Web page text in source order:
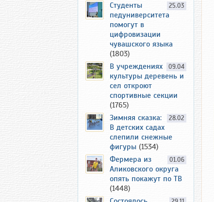
25.03
Студенты
педуниверситета
помогут в
цифровизации
чувашского языка
(1803)
09.04
В учреждениях
культуры деревень и
сел откроют
спортивные секции
(1765)
28.02
Зимняя сказка:
В детских садах
слепили снежные
фигуры (1534)
01.06
Фермера из
Аликовского округа
опять покажут по ТВ
(1448)